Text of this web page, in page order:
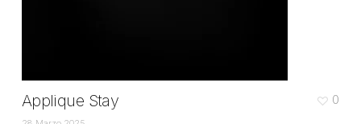
Applique Stay 0